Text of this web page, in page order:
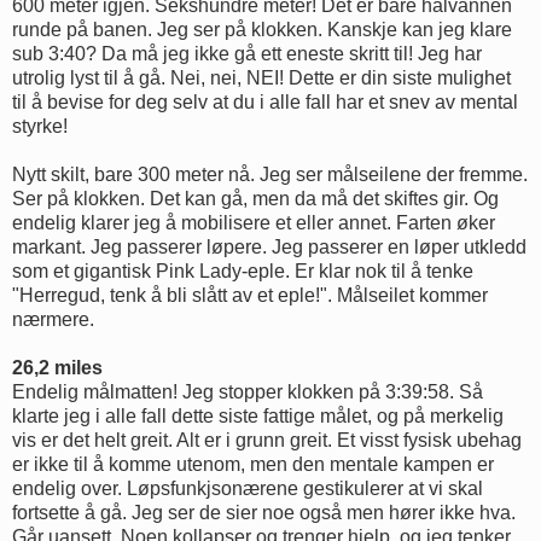
600 meter igjen. Sekshundre meter! Det er bare halvannen
runde på banen. Jeg ser på klokken. Kanskje kan jeg klare
sub 3:40? Da må jeg ikke gå ett eneste skritt til! Jeg har
utrolig lyst til å gå. Nei, nei, NEI! Dette er din siste mulighet
til å bevise for deg selv at du i alle fall har et snev av mental
styrke!
Nytt skilt, bare 300 meter nå. Jeg ser målseilene der fremme.
Ser på klokken. Det kan gå, men da må det skiftes gir. Og
endelig klarer jeg å mobilisere et eller annet. Farten øker
markant. Jeg passerer løpere. Jeg passerer en løper utkledd
som et gigantisk Pink Lady-eple. Er klar nok til å tenke
"Herregud, tenk å bli slått av et eple!". Målseilet kommer
nærmere.
26,2 miles
Endelig målmatten! Jeg stopper klokken på 3:39:58. Så
klarte jeg i alle fall dette siste fattige målet, og på merkelig
vis er det helt greit. Alt er i grunn greit. Et visst fysisk ubehag
er ikke til å komme utenom, men den mentale kampen er
endelig over. Løpsfunkjsonærene gestikulerer at vi skal
fortsette å gå. Jeg ser de sier noe også men hører ikke hva.
Går uansett. Noen kollapser og trenger hjelp, og jeg tenker